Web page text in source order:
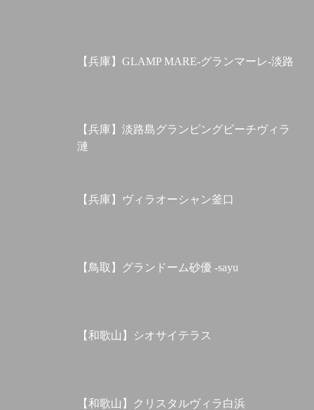
【兵庫】GLAMP MARE-グランマーレ-淡路
【兵庫】淡路島グランピングビーチヴィラ
漣
【兵庫】ヴィラオーシャン釜口
【鳥取】グランドーム砂優 -sayu
【和歌山】シオサイテラス
【和歌山】クリスタルヴィラ白浜